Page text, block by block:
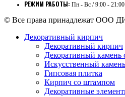
РЕЖИМ РАБОТЫ: Пн - Вс / 9:00 - 21:00
© Все права принадлежат ООО
Декоративный кирпич
Декоративный кирпич
Декоративный камень
Искусственный камень
Гипсовая плитка
Кирпич со штампом
Декоративные